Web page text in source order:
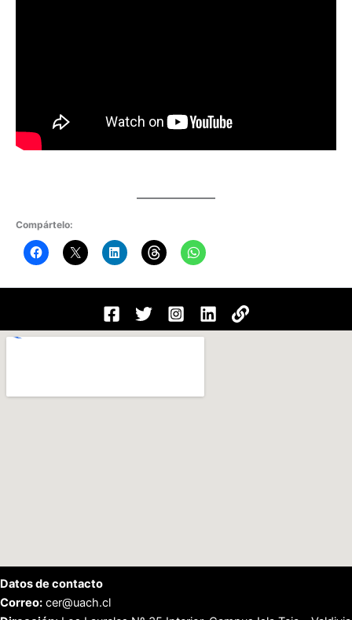
Compártelo:
Datos de contacto
Correo: cer@uach.cl